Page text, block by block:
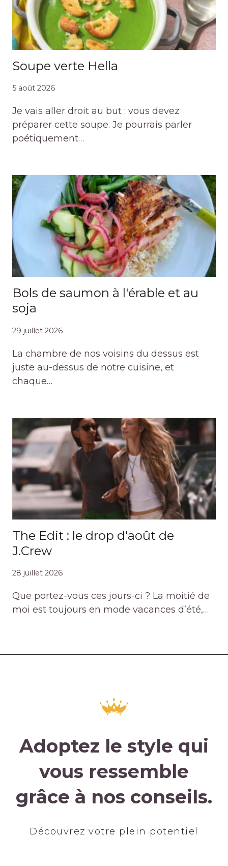
Soupe verte Hella
5 août 2026
Je vais aller droit au but : vous devez
préparer cette soupe. Je pourrais parler
poétiquement…
Bols de saumon à l'érable et au
soja
29 juillet 2026
La chambre de nos voisins du dessus est
juste au-dessus de notre cuisine, et
chaque…
The Edit : le drop d'août de
J.Crew
28 juillet 2026
Que portez-vous ces jours-ci ? La moitié de
moi est toujours en mode vacances d’été,…
Adoptez le style qui
vous ressemble
grâce à nos conseils.
Découvrez votre plein potentiel